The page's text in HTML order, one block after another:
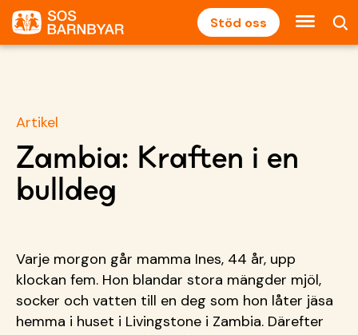
Stöd oss
Artikel
Zambia: Kraften i en
bulldeg
Varje morgon går mamma Ines, 44 år, upp
klockan fem. Hon blandar stora mängder mjöl,
socker och vatten till en deg som hon låter jäsa
hemma i huset i Livingstone i Zambia. Därefter